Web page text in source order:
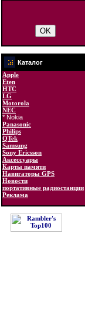
Каталог
Apple
Eten
HTC
LG
Motorola
NEC
* Nokia
Panasonic
Philips
QTek
Samsung
Sony Ericsson
Аксессуары
Карты памяти
Навигаторы GPS
Новости
портативные радиостанции
Реклама